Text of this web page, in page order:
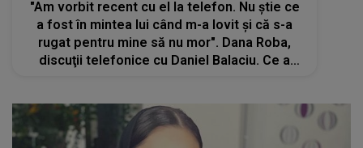
"Am vorbit recent cu el la telefon. Nu știe ce
a fost în mintea lui când m-a lovit și că s-a
rugat pentru mine să nu mor". Dana Roba,
discuţii telefonice cu Daniel Balaciu. Ce a